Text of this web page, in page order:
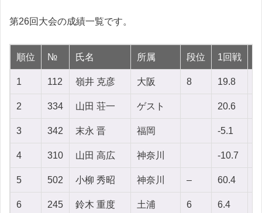
第26回大会の成績一覧です。
順位 № 氏名 所属 段位 1回戦
1 112 嶺井 克彦 大阪 8 19.8
2 334 山田 荘一 ゲスト 20.6
3 342 末永 晋 福岡 -5.1
4 310 山田 高広 神奈川 -10.7
5 502 小柳 秀昭 神奈川 – 60.4
6 245 鈴木 重度 土浦 6 6.4